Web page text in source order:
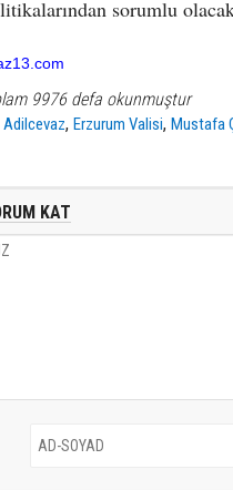
sorumlu
9976 defa okunmuştur
Adilcevaz,Erzurum Valisi,Mustafa
KAT